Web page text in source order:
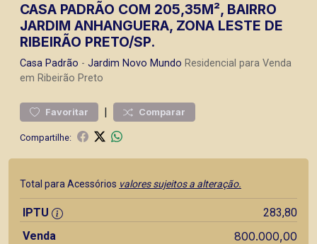
CASA PADRÃO COM 205,35M², BAIRRO
JARDIM ANHANGUERA, ZONA LESTE DE
RIBEIRÃO PRETO/SP.
Casa Padrão - Jardim Novo Mundo Residencial para Venda
em Ribeirão Preto
Favoritar | Comparar
Compartilhe:
Total para Acessórios valores sujeitos a alteração.
IPTU
283,80
Venda
800.000,00